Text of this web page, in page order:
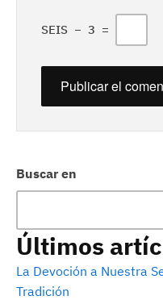
Buscar en
Últimos
La Devoción a Nuestra
Tradición
SEIS − 3 =